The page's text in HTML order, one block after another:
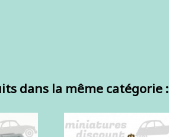
dans la même catégorie :